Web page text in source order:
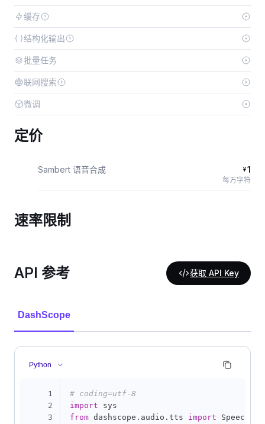
缓存
结构化输出
批量任务
联网搜索
微调
定价
Sambert 语音合成 ¥1
每万字符
速率限制
API 参考 获取 API Key
DashScope
Python
1
2
3
# coding=utf-8
import
from dashscope . audio . tts import